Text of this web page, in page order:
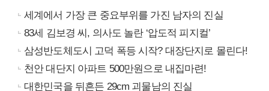
세계에서 가장 큰 중요부위를 가진 남자의 진실
83세 김보경 씨, 의사도 놀란 ‘압도적 피지컬’
삼성반도체도시 고덕 폭등 시작? 대장단지로 몰린다!
천안 대단지 아파트 500만원으로 내집마련!
대한민국을 뒤흔든 29cm 괴물남의 진실